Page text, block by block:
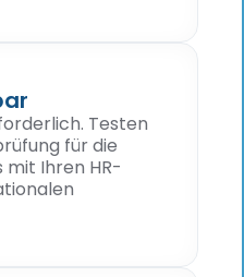
Testen
für die
mit Ihren HR-